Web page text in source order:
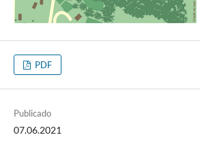
PDF
Publicado
07.06.2021